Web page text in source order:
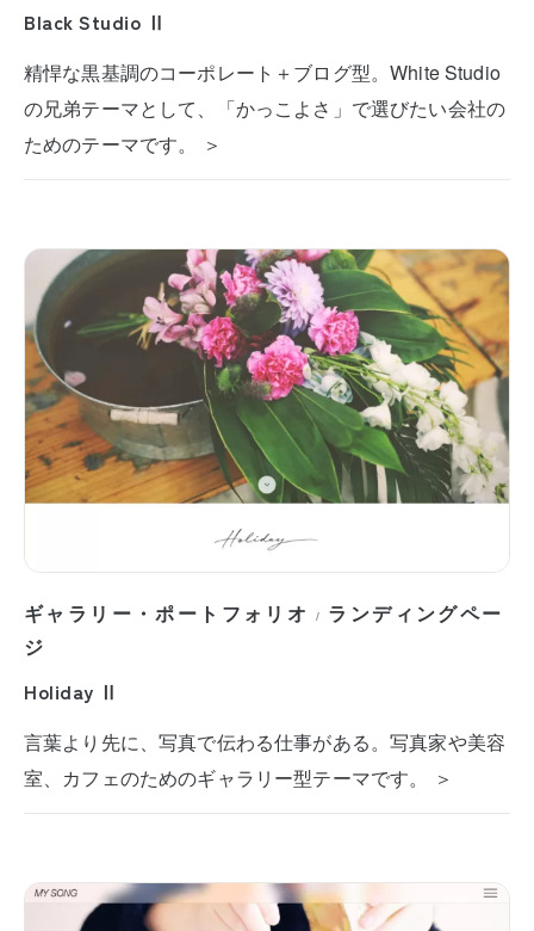
Black Studio Ⅱ
精悍な黒基調のコーポレート＋ブログ型。White Studio
の兄弟テーマとして、「かっこよさ」で選びたい会社の
ためのテーマです。 ＞
ギャラリー・ポートフォリオ / ランディングペー
ジ
Holiday Ⅱ
言葉より先に、写真で伝わる仕事がある。写真家や美容
室、カフェのためのギャラリー型テーマです。 ＞